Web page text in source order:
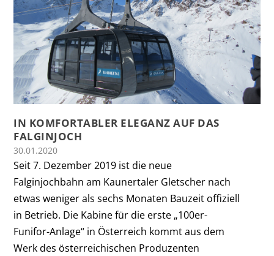
IN KOMFORTABLER ELEGANZ AUF DAS
FALGINJOCH
30.01.2020
Seit 7. Dezember 2019 ist die neue
Falginjochbahn am Kaunertaler Gletscher nach
etwas weniger als sechs Monaten Bauzeit offiziell
in Betrieb. Die Kabine für die erste „100er-
Funifor-Anlage“ in Österreich kommt aus dem
Werk des österreichischen Produzenten